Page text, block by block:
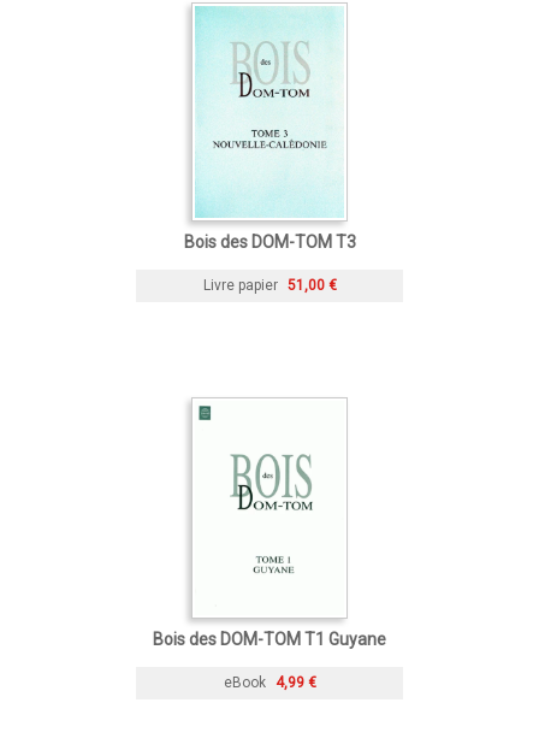
Bois des DOM-TOM T3
Livre papier 51,00 €
Bois des DOM-TOM T1 Guyane
eBook 4,99 €